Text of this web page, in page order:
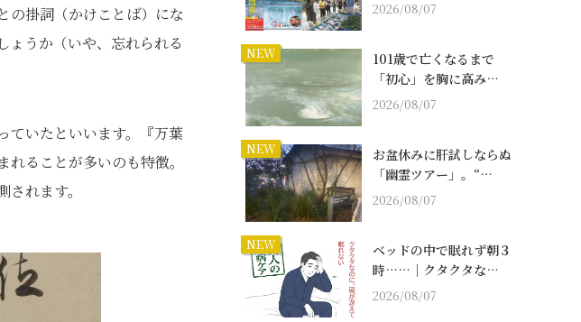
の掛詞（かけことば）にな
ょうか（いや、忘れられる
ていたといいます。『万葉
ることが多いのも特徴。
れます。
2026/08/07
NEW
101歳で亡くなるまで
「初心」を胸に高み…
2026/08/07
NEW
お盆休みに肝試しならぬ
「幽霊ツアー」。“…
2026/08/07
NEW
ベッドの中で眠れず朝３
時……｜クタクタな…
2026/08/07